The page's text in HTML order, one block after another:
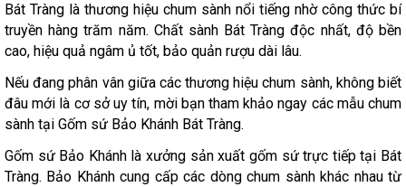
Bát Tràng là thương hiệu chum sành nổi tiếng nhờ công thức bí
truyền hàng trăm năm. Chất sành Bát Tràng độc nhất, độ bền
cao, hiệu quả ngâm ủ tốt, bảo quản rượu dài lâu.
Nếu đang phân vân giữa các thương hiệu chum sành, không biết
đâu mới là cơ sở uy tín, mời bạn tham khảo ngay các mẫu chum
sành tại Gốm sứ Bảo Khánh Bát Tràng.
Gốm sứ Bảo Khánh là xưởng sản xuất gốm sứ trực tiếp tại Bát
Tràng. Bảo Khánh cung cấp các dòng chum sành khác nhau từ